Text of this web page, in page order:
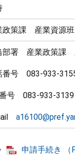
政策課 産業資源班
部署 産業政策課
番号 083-933-
号 083-933-3139
申請手続き （